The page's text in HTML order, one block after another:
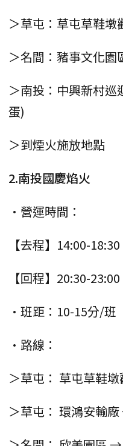
＞草屯：草屯草鞋
＞名間：豬事文化
＞南投：中興新村
蛋)
＞到煙火施放地點
2.南投國慶焰火
•營運時間：
【去程】14:00-
【回程】20:30-
•班距：10-15分/班
•路線：
＞草屯： 草屯草鞋
＞草屯： 環鴻安輸